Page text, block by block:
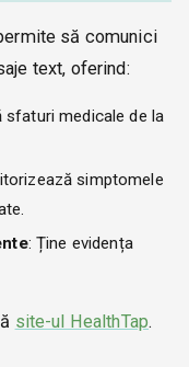
să comunici
text, oferind:
sfaturi medicale de la
simptomele
: Ține evidența
site-ul HealthTap.